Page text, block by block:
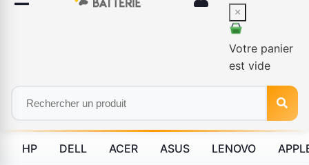
×
Votre panier
est vide
HP DELL ACER ASUS LENOVO